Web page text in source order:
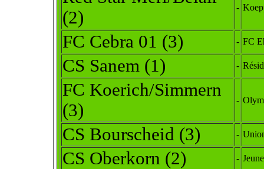
(2)
-
FC Cebra 01 (3) - FC
CS Sanem (1) -
FC Koerich/Simmern
(3)
-
CS Bourscheid (3) -
CS Oberkorn (2) -